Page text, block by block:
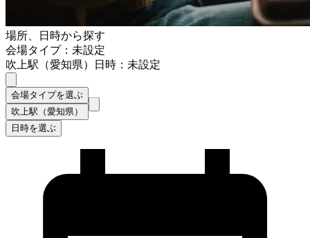
場所、日時から探す
会場タイプ：未設定
吹上駅（愛知県）
日時：未設定
会場タイプを選ぶ
吹上駅（愛知県）
日時を選ぶ